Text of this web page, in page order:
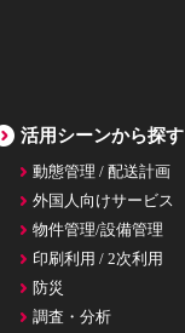
活用シーンから探す
動態管理 / 配送計画
外国人向けサービス
物件管理/設備管理
印刷利用 / 2次利用
防災
調査・分析